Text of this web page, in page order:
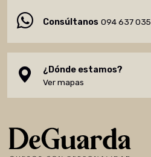
Consúltanos 094 637 035
¿Dónde estamos?
Ver mapas